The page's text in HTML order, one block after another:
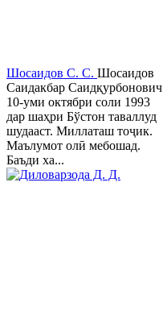
Шосаидов С. С. Шосаидов
Саидакбар Саидқурбонович
10-уми октябри соли 1993
дар шаҳри Бўстон таваллуд
шудааст. Миллаташ тоҷик.
Маълумот олӣ мебошад.
Баъди ха...